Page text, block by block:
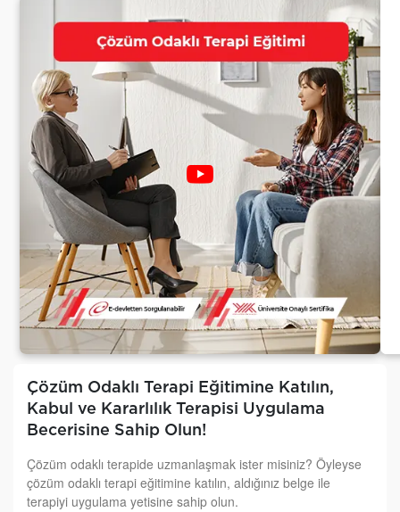
Çözüm Odaklı Terapi Eğitimine Katılın,
Kabul ve Kararlılık Terapisi Uygulama
Becerisine Sahip Olun!
Çözüm odaklı terapide uzmanlaşmak ister misiniz? Öyleyse
çözüm odaklı terapi eğitimine katılın, aldığınız belge ile
terapiyi uygulama yetisine sahip olun.